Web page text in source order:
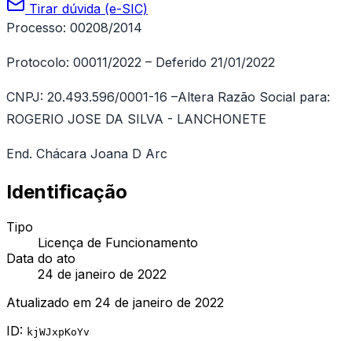
Tirar dúvida (e-SIC)
Processo: 00208/2014
Protocolo: 00011/2022 – Deferido 21/01/2022
CNPJ: 20.493.596/0001-16 –Altera Razão Social para:
ROGERIO JOSE DA SILVA - LANCHONETE
End. Chácara Joana D Arc
Identificação
Tipo
Licença de Funcionamento
Data do ato
24 de janeiro de 2022
Atualizado em 24 de janeiro de 2022
ID: kjWJxpKoYv